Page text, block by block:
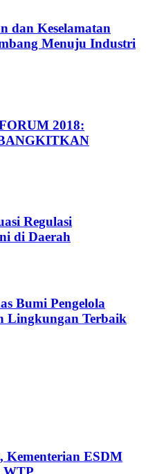
dan Keselamatan
Menuju Industri
2018:
Regulasi
di Daerah
Bumi Pengelola
Lingkungan Terbaik
Kementerian ESDM